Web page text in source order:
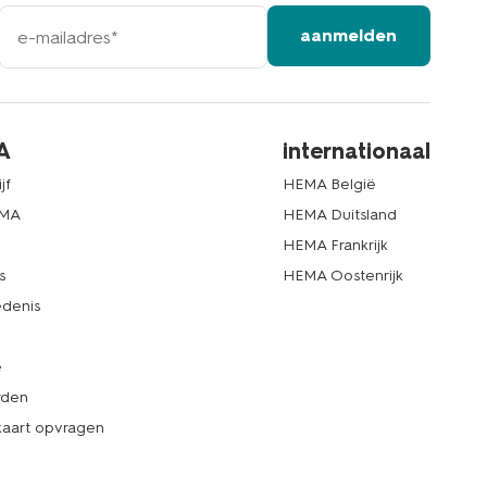
aanmelden
opvragen
internationaal
HEMA België
HEMA Duitsland
HEMA Frankrijk
HEMA Oostenrijk